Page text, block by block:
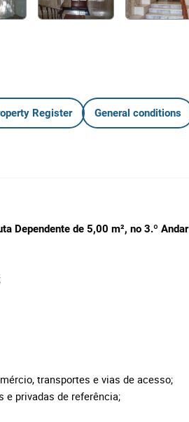
Register General conditions
Dependente de 5,00 m², no 3.º Andar
transportes e vias de acesso;
e privadas de referência;